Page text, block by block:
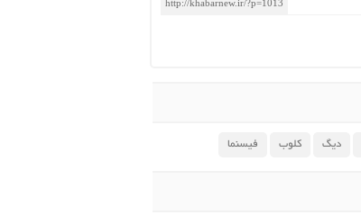
دیگ کلوب فیسنما